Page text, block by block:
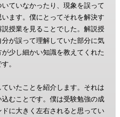
ていなかったり、現象を誤って
ます。僕にとってそれを解決す
授業を見ることでした。解説授
が誤って理解していた部分に気
少し細かい知識を教えてくれた
。
いたことを紹介します。それは
むことです。僕は受験勉強の成
に大きく左右されると思ってい